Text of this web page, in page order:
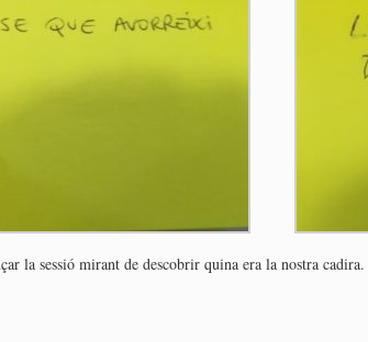
la sessió mirant de descobrir quina era la nostra cadira.